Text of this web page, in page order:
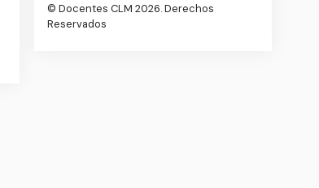
© Docentes CLM 2026. Derechos
Reservados